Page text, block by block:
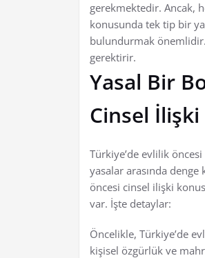
gerekmektedir. Ancak,
konusunda tek tip bir
bulundurmak
gerektirir.
Yasal Bir
Cinsel İlişki
Türkiye’de evlilik
yasalar arasında
öncesi cinsel ilişki
var. İşte detaylar:
Öncelikle, Türkiye’de
kişisel özgürlük ve